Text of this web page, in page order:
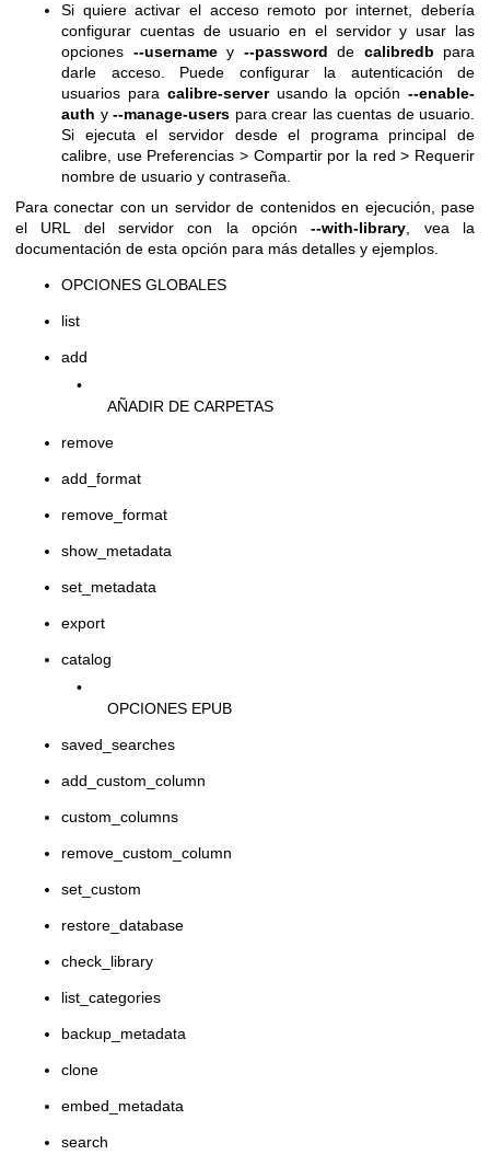
Si quiere activar el acceso remoto por internet, debería
configurar cuentas de usuario en el servidor y usar las
opciones --usernamey --password de calibredb para
darle acceso. Puede configurar la autenticación de
usuarios para calibre-serverusando la opción--enable-
auth y --manage-users para crear las cuentas de usuario.
Si ejecuta el servidor desde el programa principal de
calibre, use Preferencias > Compartir por la red > Requerir
nombre de usuario y contraseña.
Para conectar con un servidor de contenidos en ejecución, pase
el URL del servidor con la opción--with-library , vea la
documentación de esta opción para más detalles y ejemplos.
OPCIONES GLOBALES
list
add
•
AÑADIR DE CARPETAS
remove
add_format
remove_format
show_metadata
set_metadata
export
catalog
•
OPCIONES EPUB
saved_searches
add_custom_column
custom_columns
remove_custom_column
set_custom
restore_database
check_library
list_categories
backup_metadata
clone
embed_metadata
search